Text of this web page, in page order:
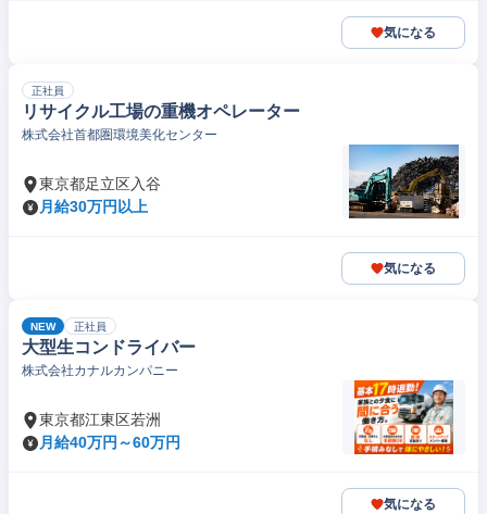
気になる
正社員
リサイクル工場の重機オペレーター
株式会社首都圏環境美化センター
東京都足立区入谷
月給30万円以上
気になる
NEW 正社員
大型生コンドライバー
株式会社カナルカンパニー
東京都江東区若洲
月給40万円～60万円
気になる